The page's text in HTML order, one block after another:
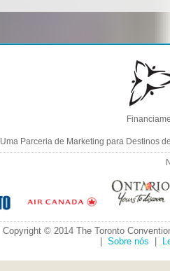
Uma Parceria de Marketing para Destinos
Copyright © 2014 The Toronto
Sobre nós